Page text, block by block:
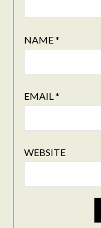
NAME*
EMAIL*
WEBSITE